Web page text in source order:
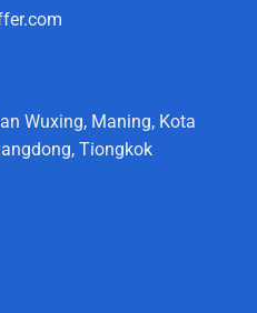
Wuxing, Maning, Kota
Tiongkok